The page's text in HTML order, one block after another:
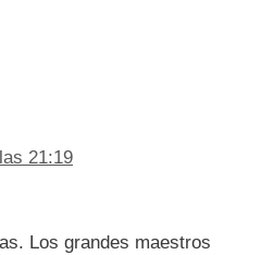
21:19
Los grandes maestros